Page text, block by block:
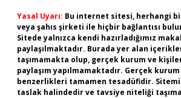
Yasal Uyarı: Bu internet sitesi, herhangi
veya şahıs şirketi ile hiçbir bağlantısı
Sitede yalnızca kendi hazırladığımız
paylaşılmaktadır. Burada yer alan
taşımamakta olup, gerçek kurum ve
paylaşım yapılmamaktadır. Gerçek
benzerlikleri tamamen tesadüfidir.
taslak halindedir ve tavsiye niteliği